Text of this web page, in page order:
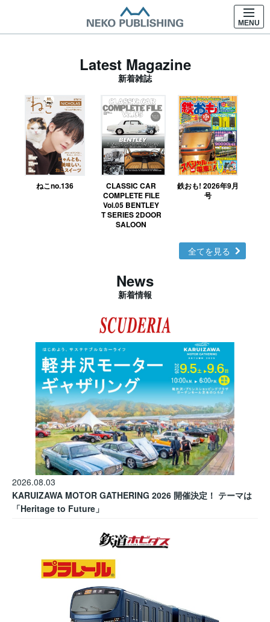
MENU
Latest Magazine
新着雑誌
ねこno.136
CLASSIC CAR
COMPLETE FILE
Vol.05 BENTLEY
T SERIES 2DOOR
SALOON
鉄おも! 2026年9月
号
全てを見る
News
新着情報
2026.08.03
KARUIZAWA MOTOR GATHERING 2026 開催決定！ テーマは
「Heritage to Future」